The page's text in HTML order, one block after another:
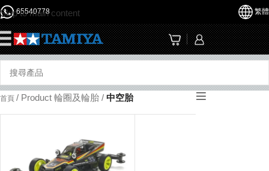
Skip to main content
65540778 繁體
首頁 / Product 輪圈及輪胎 / 中空胎